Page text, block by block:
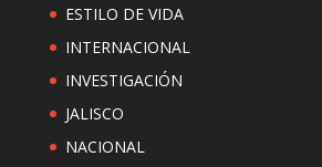
ESTILO DE VIDA
INTERNACIONAL
INVESTIGACIÓN
JALISCO
NACIONAL